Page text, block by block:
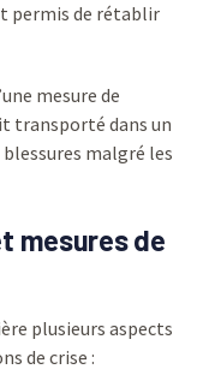
permis de rétablir
mesure de
transporté dans un
malgré les
mesures de
plusieurs aspects
de crise :